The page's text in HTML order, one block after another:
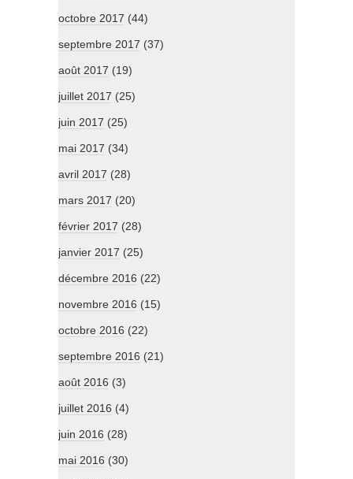
octobre 2017 (44)
septembre 2017 (37)
août 2017 (19)
juillet 2017 (25)
juin 2017 (25)
mai 2017 (34)
avril 2017 (28)
mars 2017 (20)
février 2017 (28)
janvier 2017 (25)
décembre 2016 (22)
novembre 2016 (15)
octobre 2016 (22)
septembre 2016 (21)
août 2016 (3)
juillet 2016 (4)
juin 2016 (28)
mai 2016 (30)